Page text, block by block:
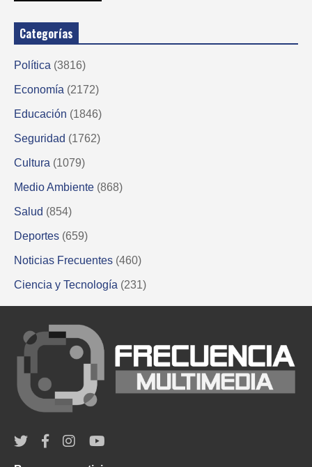
Categorías
Política (3816)
Economía (2172)
Educación (1846)
Seguridad (1762)
Cultura (1079)
Medio Ambiente (868)
Salud (854)
Deportes (659)
Noticias Frecuentes (460)
Ciencia y Tecnología (231)